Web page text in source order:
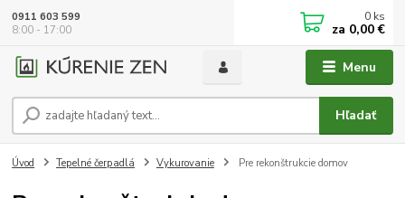
Menu
Hľadať
0911 603 599
8:00 - 17:00
0 ks
za 0,00 €
Úvod Tepelné čerpadlá Vykurovanie Pre rekonštrukcie domov